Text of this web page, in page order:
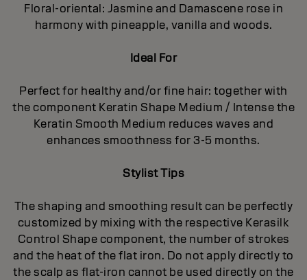
Floral-oriental: Jasmine and Damascene rose in
harmony with pineapple, vanilla and woods.
Ideal For
Perfect for healthy and/or fine hair: together with
the component Keratin Shape Medium / Intense the
Keratin Smooth Medium reduces waves and
enhances smoothness for 3-5 months.
Stylist Tips
The shaping and smoothing result can be perfectly
customized by mixing with the respective Kerasilk
Control Shape component, the number of strokes
and the heat of the flat iron. Do not apply directly to
the scalp as flat-iron cannot be used directly on the